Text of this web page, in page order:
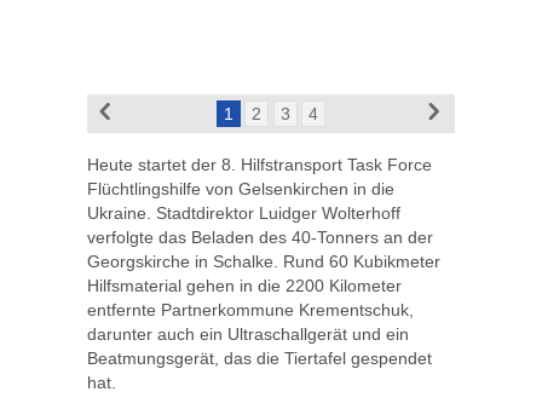
1 2 3 4
Heute startet der 8. Hilfstransport Task Force
Flüchtlingshilfe von Gelsenkirchen in die
Ukraine. Stadtdirektor Luidger Wolterhoff
verfolgte das Beladen des 40-Tonners an der
Georgskirche in Schalke. Rund 60 Kubikmeter
Hilfsmaterial gehen in die 2200 Kilometer
entfernte Partnerkommune Krementschuk,
darunter auch ein Ultraschallgerät und ein
Beatmungsgerät, das die Tiertafel gespendet
hat.